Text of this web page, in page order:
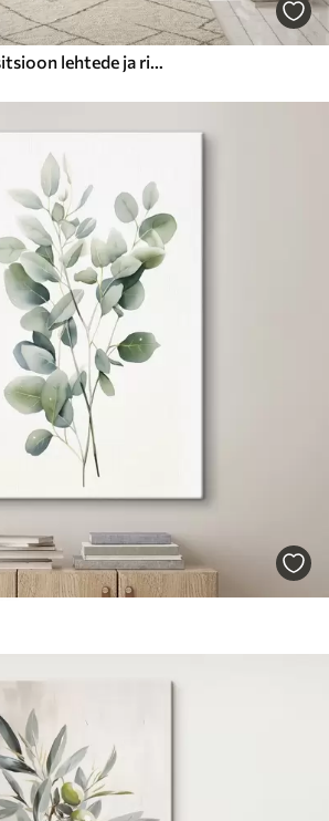
Abstraktne kompositsioon lehtede ja ringidega